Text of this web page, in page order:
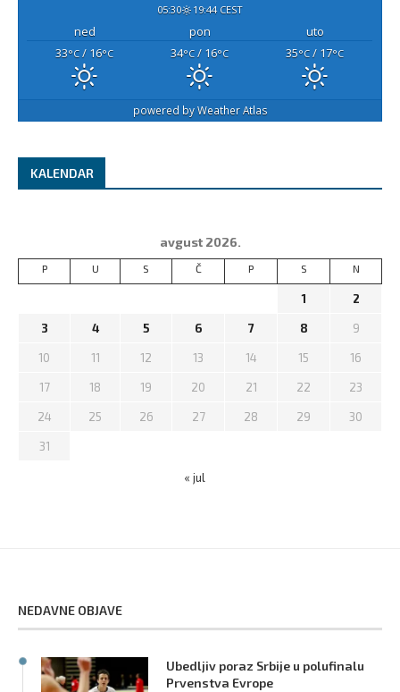
05:30 19:44 CEST
ned pon
uto
33°C / 16°C 34°C / 16°C 35°C / 17°C
powered byWeather Atlas
KALENDAR
avgust 2026.
P U S Č P S N
1 2
3 4 5 6 7 8 9
10 11 12 13 14 15 16
17 18 19 20 21 22 23
24 25 26 27 28 29 30
31
« jul
NEDAVNE OBJAVE
Ubedljiv poraz Srbije u polufinalu
Prvenstva Evrope